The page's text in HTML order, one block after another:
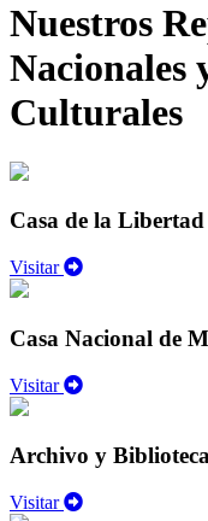
Nuestros
Nacionales
Culturales
Casa de la Libertad
Visitar
Casa Nacional de
Visitar
Archivo y
Visitar